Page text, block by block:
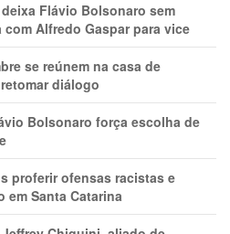
Flávio Bolsonaro sem
Alfredo Gaspar para vice
se reúnem na casa de
diálogo
Bolsonaro força escolha de
proferir ofensas racistas e
Santa Catarina